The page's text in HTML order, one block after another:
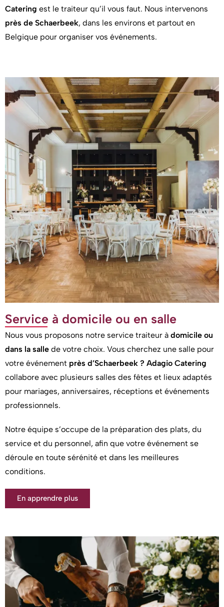
Catering est le traiteur qu’il vous faut. Nous intervenons
près de Schaerbeek, dans les environs et partout en
Belgique pour organiser vos événements.
Service à domicile ou en salle
Nous vous proposons notre service traiteur à domicile ou
dans la salle de votre choix. Vous cherchez une salle pour
votre événement près d’Schaerbeek ? Adagio Catering
collabore avec plusieurs salles des fêtes et lieux adaptés
pour mariages, anniversaires, réceptions et événements
professionnels.
Notre équipe s’occupe de la préparation des plats, du
service et du personnel, afin que votre événement se
déroule en toute sérénité et dans les meilleures
conditions.
En apprendre plus